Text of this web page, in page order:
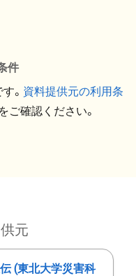
件
。 資料提供元の利用条
ご確認ください。
元
(東北大学災害科